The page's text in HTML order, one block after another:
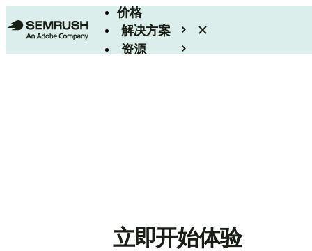
价格
解决方案
资源
立即开始体验